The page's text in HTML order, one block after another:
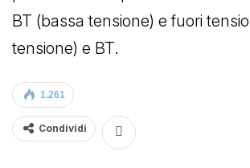
BT (bassa tensione) e fuori
tensione) e BT.
1.261
Condividi